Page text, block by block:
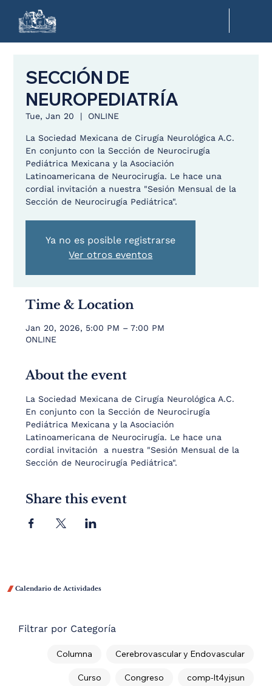
Filtrar por Categoría
Cerebrovascular y Endovascular
Columna
comp-lt4yjsun
Congreso
Curso
 Calendario de Actividades
SECCIÓN DE
NEUROPEDIATRÍA
Tue, Jan 20
  |
ONLINE
La Sociedad Mexicana de Cirugía Neurológica A.C.
En conjunto con la Sección de Neurocirugía
Pediátrica Mexicana y la Asociación
Latinoamericana de Neurocirugía. Le hace una
cordial invitación a nuestra "Sesión Mensual de la
Sección de Neurocirugía Pediátrica".
Ya no es posible registrarse
Ver otros eventos
Time & Location
Jan 20, 2026, 5:00 PM – 7:00 PM
ONLINE
About the event
La Sociedad Mexicana de Cirugía Neurológica A.C.
En conjunto con la Sección de Neurocirugía
Pediátrica Mexicana y la Asociación
Latinoamericana de Neurocirugía. Le hace una
cordial invitación  a nuestra "Sesión Mensual de la
Sección de Neurocirugía Pediátrica".
Share this event